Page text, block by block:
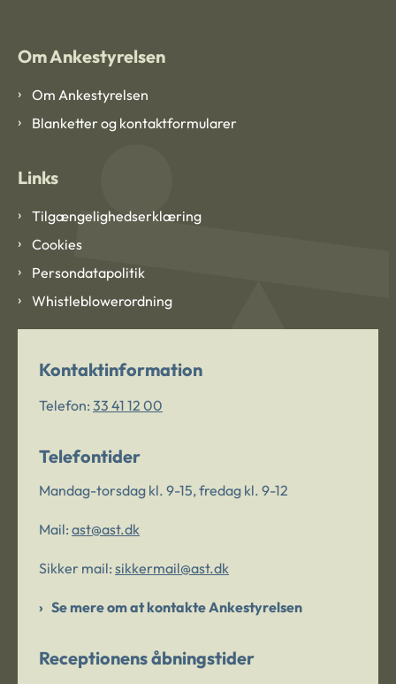
Om Ankestyrelsen
Om Ankestyrelsen
Blanketter og kontaktformularer
Links
Tilgængelighedserklæring
Cookies
Persondatapolitik
Whistleblowerordning
Kontaktinformation
Telefon: 33 41 12 00
Telefontider
Mandag-torsdag kl. 9-15, fredag kl. 9-12
Mail: ast@ast.dk
Sikker mail: sikkermail@ast.dk
Se mere om at kontakte Ankestyrelsen
Receptionens åbningstider